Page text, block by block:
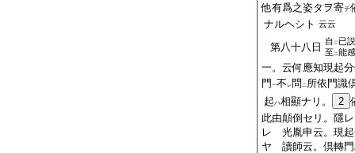
他有爲之姿タヲ寄テ
ナルヘシト 云云
第八十八日 自 二 已
至 二能
一。云何應知現起
門 一不 レ問 二 所依門識
起ハ相顯ナリ。 2
此由顛倒セリ。隱
レ 光胤申云。現起
ヤ 讀師云。倶轉門